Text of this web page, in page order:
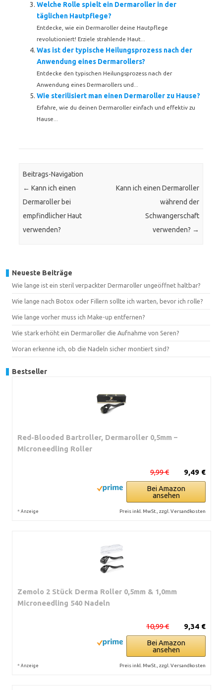
Welche Rolle spielt ein Dermaroller in der
täglichen Hautpflege?
Entdecke, wie ein Dermaroller deine Hautpflege
revolutioniert! Erziele strahlende Haut...
Was ist der typische Heilungsprozess nach der
Anwendung eines Dermarollers?
Entdecke den typischen Heilungsprozess nach der
Anwendung eines Dermarollers und...
Wie sterilisiert man einen Dermaroller zu Hause?
Erfahre, wie du deinen Dermaroller einfach und effektiv zu
Hause...
Beitrags-Navigation
← Kann ich einen
Dermaroller bei
empfindlicher Haut
verwenden?
Kann ich einen Dermaroller
während der
Schwangerschaft
verwenden? →
Neueste Beiträge
Wie lange ist ein steril verpackter Dermaroller ungeöffnet haltbar?
Wie lange nach Botox oder Fillern sollte ich warten, bevor ich rolle?
Wie lange vorher muss ich Make-up entfernen?
Wie stark erhöht ein Dermaroller die Aufnahme von Seren?
Woran erkenne ich, ob die Nadeln sicher montiert sind?
Bestseller
Red-Blooded Bartroller, Dermaroller 0,5mm –
Microneedling Roller
9,49 €
9,99 €
Bei Amazon
ansehen
* Anzeige Preis inkl. MwSt., zzgl. Versandkosten
Zemolo 2 Stück Derma Roller 0,5mm & 1,0mm
Microneedling 540 Nadeln
9,34 €
10,99 €
Bei Amazon
ansehen
* Anzeige Preis inkl. MwSt., zzgl. Versandkosten